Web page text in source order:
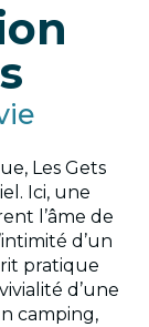
Les Gets
Ici, une
l’âme de
d’un
pratique
d’une
camping,